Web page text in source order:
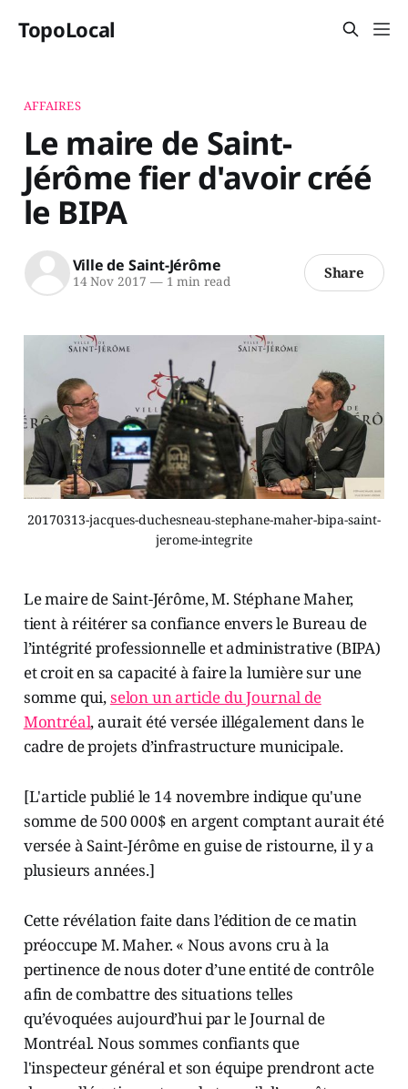
TopoLocal
AFFAIRES
Le maire de Saint-
Jérôme fier d'avoir créé
le BIPA
Ville de Saint-Jérôme
14 Nov 2017 —1 min read Share
20170313-jacques-duchesneau-stephane-maher-bipa-saint-
jerome-integrite
Le maire de Saint-Jérôme, M. Stéphane Maher,
tient à réitérer sa confiance envers le Bureau de
l’intégrité professionnelle et administrative (BIPA)
et croit en sa capacité à faire la lumière sur une
somme qui,selon un article du Journal de
Montréal, aurait été versée illégalement dans le
cadre de projets d’infrastructure municipale.
[L'article publié le 14 novembre indique qu'une
somme de 500 000$ en argent comptant aurait été
versée à Saint-Jérôme en guise de ristourne, il y a
plusieurs années.]
Cette révélation faite dans l’édition de ce matin
préoccupe M. Maher. « Nous avons cru à la
pertinence de nous doter d’une entité de contrôle
afin de combattre des situations telles
qu’évoquées aujourd’hui par le Journal de
Montréal. Nous sommes confiants que
l'inspecteur général et son équipe prendront acte